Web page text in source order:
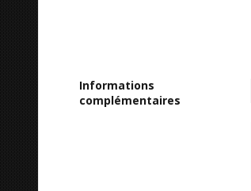
Informations
complémentaires